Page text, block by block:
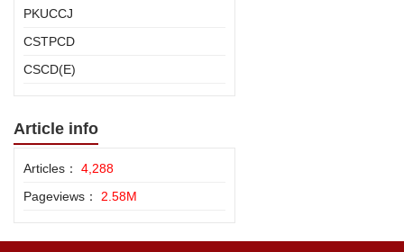
PKUCCJ
CSTPCD
CSCD(E)
Article info
Articles： 4,288
Pageviews： 2.58M